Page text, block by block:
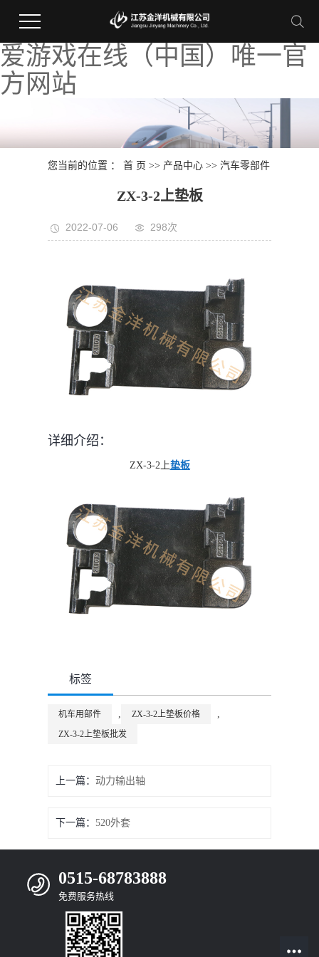
爱游戏在线（中国）唯一官
方网站
您当前的位置 ：首 页 >> 产品中心 >>汽车零部件
ZX-3-2上垫板
2022-07-06 298次
详细介绍：
ZX-3-2上垫板
标签
机车用部件 , ZX-3-2上垫板价格 ,
ZX-3-2上垫板批发
上一篇：动力输出轴
下一篇：520外套
0515-68783888
免费服务热线